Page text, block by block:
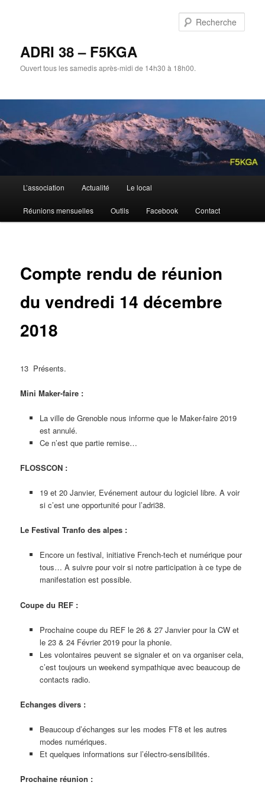
ADRI 38 – F5KGA
Ouvert tous les samedis après-midi de 14h30 à 18h00.
principal
L’association Actualité Le local
Réunions mensuelles Outils Facebook Contact
Compte rendu de réunion
du vendredi 14 décembre
2018
13 Présents.
Mini Maker-faire :
La ville de Grenoble nous informe que le Maker-faire 2019
est annulé.
Ce n’est que partie remise…
FLOSSCON :
19 et 20 Janvier, Evénement autour du logiciel libre. A voir
si c’est une opportunité pour l’adri38.
Le Festival Tranfo des alpes :
Encore un festival, initiative French-tech et numérique pour
tous… A suivre pour voir si notre participation à ce type de
manifestation est possible.
Coupe du REF :
Prochaine coupe du REF le 26 & 27 Janvier pour la CW et
le 23 & 24 Février 2019 pour la phonie.
Les volontaires peuvent se signaler et on va organiser cela,
c’est toujours un weekend sympathique avec beaucoup de
contacts radio.
Echanges divers :
Beaucoup d’échanges sur les modes FT8 et les autres
modes numériques.
Et quelques informations sur l’électro-sensibilités.
Prochaine réunion :